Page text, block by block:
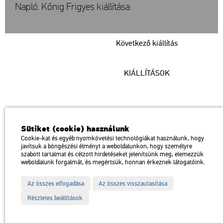
Következő kiállítás
Napló. Kőnig Frigyes kiállítása
KIÁLLÍTÁSOK
a Magyar Művészeti Akadémia intézménye
1146 Budapest, Dózsa György út 37.
Megközelíthető: Millenniumi Földalatti Vasút – Hősök tere megálló
Trolibusz: 75, 79 / Autóbusz: 20, 30, 105
Impresszum Sitemap Adatvédelem
térkép
Sütiket (cookie) használunk
Cookie-kat és egyéb nyomkövetési technológiákat használunk, hogy
javítsuk a böngészési élményt a weboldalunkon, hogy személyre
szabott tartalmat és célzott hirdetéseket jelenítsünk meg, elemezzük
weboldalunk forgalmát, és megértsük, honnan érkeznek látogatóink.
Az összes elfogadása
Az összes visszautasítása
Részletes beállítások